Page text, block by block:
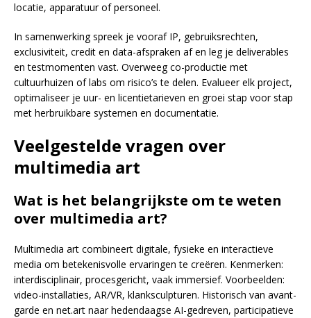
locatie, apparatuur of personeel.
In samenwerking spreek je vooraf IP, gebruiksrechten,
exclusiviteit, credit en data-afspraken af en leg je deliverables
en testmomenten vast. Overweeg co-productie met
cultuurhuizen of labs om risico’s te delen. Evalueer elk project,
optimaliseer je uur- en licentietarieven en groei stap voor stap
met herbruikbare systemen en documentatie.
Veelgestelde vragen over
multimedia art
Wat is het belangrijkste om te weten
over multimedia art?
Multimedia art combineert digitale, fysieke en interactieve
media om betekenisvolle ervaringen te creëren. Kenmerken:
interdisciplinair, procesgericht, vaak immersief. Voorbeelden:
video-installaties, AR/VR, klanksculpturen. Historisch van avant-
garde en net.art naar hedendaagse AI-gedreven, participatieve